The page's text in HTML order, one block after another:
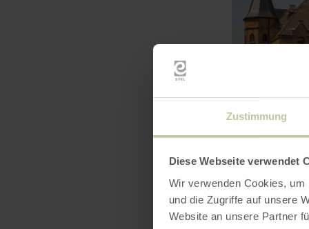
Zustimmung
Diese Webseite verwendet
Wir verwenden Cookies,
und die Zugriffe auf unsere
Website an unsere Partner
Satzvey
19.09.26
mehr
erfahren
zu: